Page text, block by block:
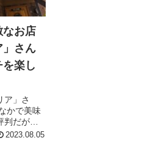
なお店
」さん
楽し
ア」さ
かで美味
だが、
ラリーマ
2023.08.05